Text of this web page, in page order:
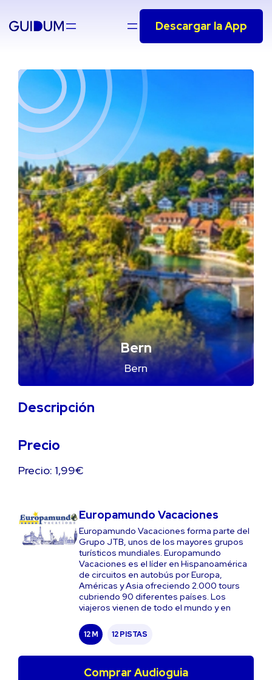
Saltar
Descargar la App
Bern
Bern
Descripción
Precio
Precio: 1,99€
Europamundo Vacaciones
Europamundo Vacaciones forma parte del
Grupo JTB, unos de los mayores grupos
turísticos mundiales. Europamundo
Vacaciones es el líder en Hispanoamérica
de circuitos en autobús por Europa,
Américas y Asia ofreciendo 2.000 tours
cubriendo 90 diferentes países. Los
viajeros vienen de todo el mundo y en
12 M 12 PISTAS
Comprar Audioguia